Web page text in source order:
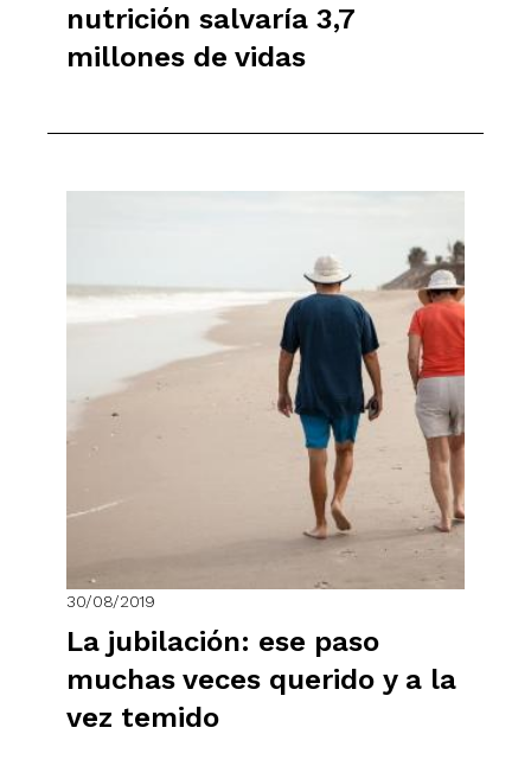
nutrición salvaría 3,7
millones de vidas
30/08/2019
La jubilación: ese paso
muchas veces querido y a la
vez temido